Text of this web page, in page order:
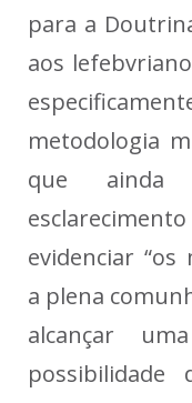
para a
aos
metodologia
que ainda
evidenciar
a plena
alcançar
possibilidade